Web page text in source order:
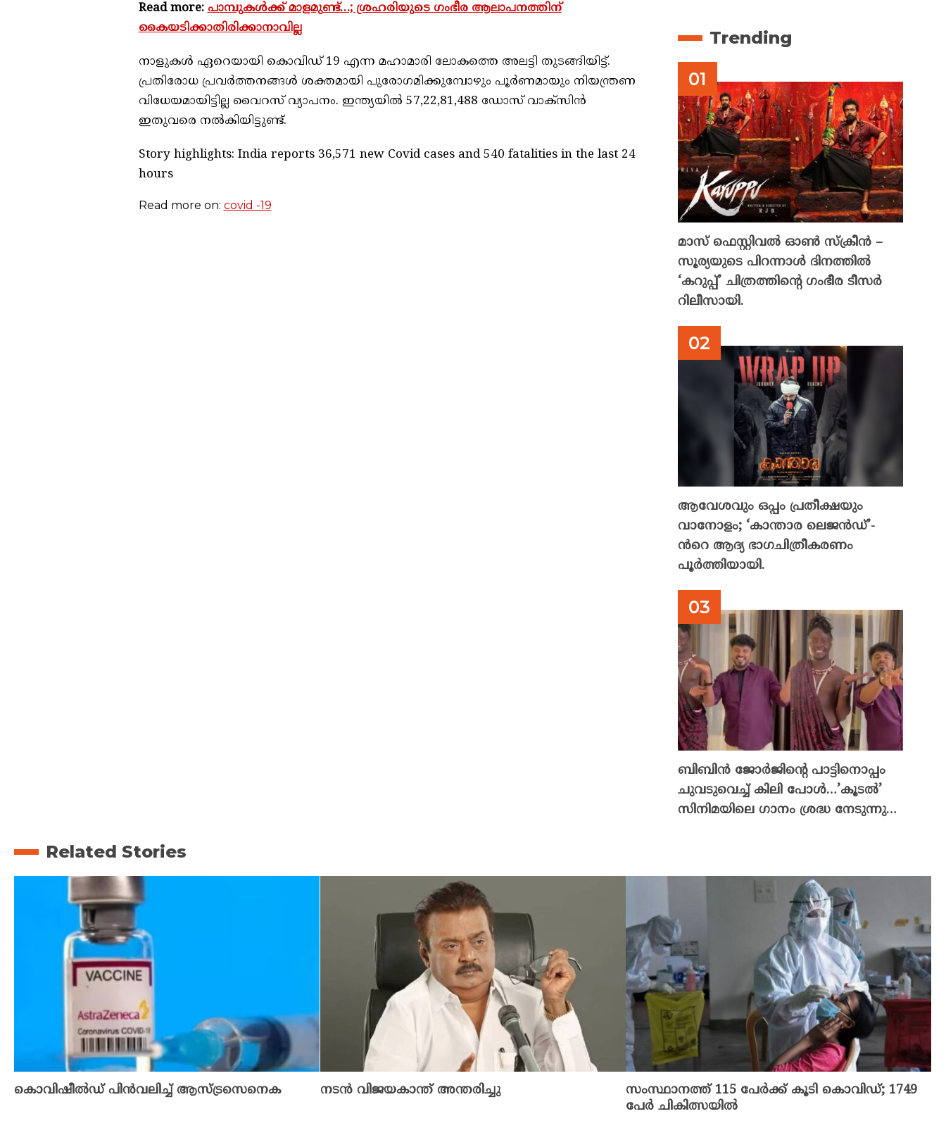
Read more:പാമ്പുകള്‍ക്ക് മാളമുണ്ട്…; ശ്രഹരിയുടെ ഗംഭീര ആലാപനത്തിന്
കൈയടിക്കാതിരിക്കാനാവില്ല
നാളുകള്‍ ഏറെയായി കൊവിഡ് 19 എന്ന മഹാമാരി ലോകത്തെ അലട്ടി തുടങ്ങിയിട്ട്.
പ്രതിരോധ പ്രവര്‍ത്തനങ്ങള്‍ ശക്തമായി പുരോഗമിക്കുമ്പോഴും പൂര്‍ണമായും നിയന്ത്രണ
വിധേയമായിട്ടില്ല വൈറസ് വ്യാപനം. ഇന്ത്യയില്‍ 57,22,81,488 ഡോസ് വാക്‌സിന്‍
ഇതുവരെ നല്‍കിയിട്ടുണ്ട്.
Story highlights: India reports 36,571 new Covid cases and 540 fatalities in the last 24
hours
Read more on: covid -19
Trending
മാസ് ഫെസ്റ്റിവൽ ഓൺ സ്‌ക്രീൻ –
സൂര്യയുടെ പിറന്നാൾ ദിനത്തിൽ
‘കറുപ്പ്’ ചിത്രത്തിന്റെ ഗംഭീര ടീസർ
റിലീസായി.
ആവേശവും ഒപ്പം പ്രതീക്ഷയും
വാനോളം; ‘കാന്താര ലെജൻഡ്’-
ൻറെ ആദ്യ ഭാഗചിത്രീകരണം
പൂർത്തിയായി.
ബിബിൻ ജോർജിന്റെ പാട്ടിനൊപ്പം
ചുവടുവെച്ച് കിലി പോൾ…’കൂടൽ’
സിനിമയിലെ ഗാനം ശ്രദ്ധ നേടുന്നു…
Related Stories
കൊവിഷീൽഡ് പിൻവലിച്ച് ആസ്ട്രസെനെക നടൻ വിജയകാന്ത് അന്തരിച്ചു
സംസ്ഥാനത്ത് 115 പേര്‍ക്ക് കൂടി കൊവിഡ്; 1749
പേർ ചികിത്സയിൽ